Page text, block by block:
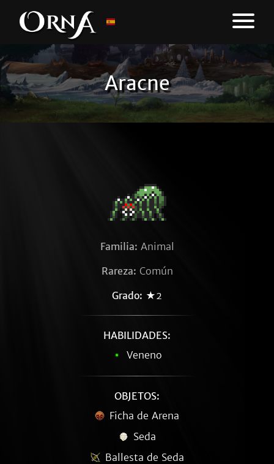
Aracne
Familia: Animal
Rareza: Común
Grado: ★2
HABILIDADES:
Veneno
OBJETOS:
Ficha de Arena
Seda
Ballesta de Seda